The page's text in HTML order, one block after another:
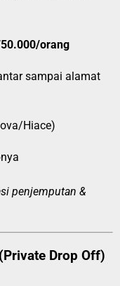
orang
sampai alamat
Hiace)
penjemputan &
Drop Off)